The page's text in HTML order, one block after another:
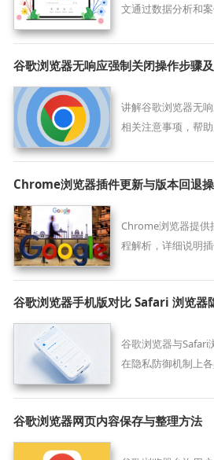
文通过数据分析和
谷歌浏览器无响应强制关闭操作步骤
讲解谷歌浏览器无
相关注意事项，帮
Chrome浏览器插件更新与版本回退
Chrome浏览器提供
程解析，详细说明
谷歌浏览器手机版对比 Safari 浏览器
谷歌浏览器与Safari
在隐私防御机制上
哪款工具在保障个
谷歌浏览器网页内容保存与整理方法